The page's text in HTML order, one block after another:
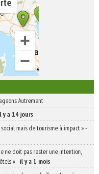
Autrement
y a 14 jours
mais de tourisme à impact »-
ne doit pas rester une intention,
»-il y a 1 mois